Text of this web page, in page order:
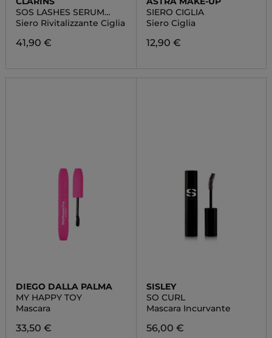
SOS LASHES SERUM
MASCARA
Siero Rivitalizzante Ciglia
41,90 €
SIERO CIGLIA
Siero Ciglia
12,90 €
DIEGO DALLA PALMA
MY HAPPY TOY
Mascara
33,50 €
SISLEY
SO CURL
Mascara Incurvante
56,00 €